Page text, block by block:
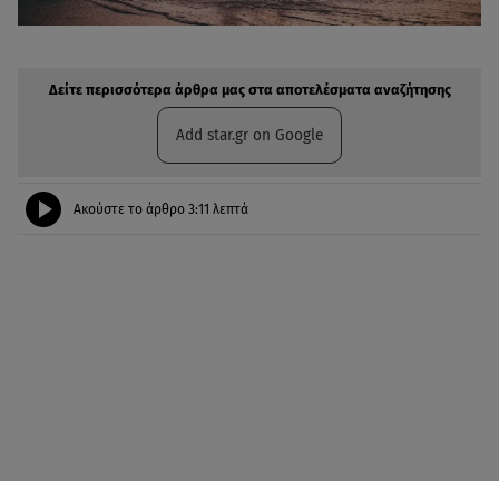
Δείτε περισσότερα άρθρα μας στα αποτελέσματα αναζήτησης
Add star.gr on Google
Ακούστε το άρθρο 3:11 λεπτά